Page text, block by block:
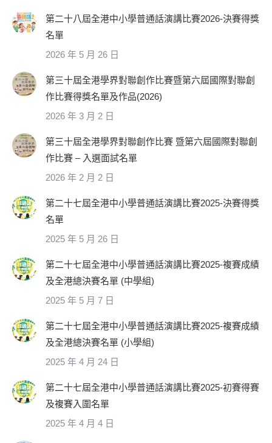
第二十八屆全港中小學普通話演講比賽2026-決賽得獎
名單
2026 年 5 月 26 日
第三十屆全港學界對聯創作比賽暨第六屆國際對聯創
作比賽得獎名單及作品(2026)
2026 年 3 月 2 日
第三十屆全港學界對聯創作比賽 暨第六屆國際對聯創
作比賽 – 入選面試名單
2026 年 2 月 2 日
第二十七屆全港中小學普通話演講比賽2025-決賽得獎
名單
2025 年 5 月 26 日
第二十七屆全港中小學普通話演講比賽2025-複賽成績
及全港總決賽名單 (中學組)
2025 年 5 月 7 日
第二十七屆全港中小學普通話演講比賽2025-複賽成績
及全港總決賽名單 (小學組)
2025 年 4 月 24 日
第二十七屆全港中小學普通話演講比賽2025-初賽得賽
及複賽入圍名單
2025 年 4 月 4 日